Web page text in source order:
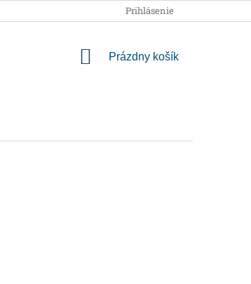
PODMIENKY OCHRANY
Prihlásenie
NÁKUPNÝ
Prázdny košík